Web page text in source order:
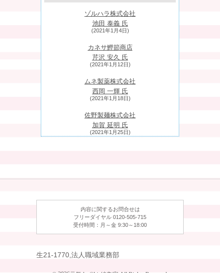
ゾルハラ株式会社
池田 泰義 氏
(2021年1月4日)
カネサ鰹節商店
芹沢 安久 氏
(2021年1月12日)
ムネ製薬株式会社
西岡 一輝 氏
(2021年1月18日)
佐野製麺株式会社
加賀 延明 氏
(2021年1月25日)
(2021年2月8日)
株式会社加藤製作所
加藤 景司 氏
(2021年2月15日)
ものがたりJAPAN株式会社
内容に関するお問合せは
フリーダイヤル 0120-505-715
受付時間：月～金 9:30～18:00
生21-1770,法人職域業務部